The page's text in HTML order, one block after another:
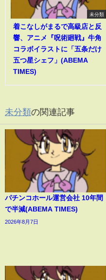
未分類
着こなしがまるで高級店と反
響、アニメ『呪術廻戦』牛角
コラボイラストに「五条だけ
五つ星シェフ」(ABEMA
TIMES)
未分類の関連記事
パチンコホール運営会社 10年間
で半減(ABEMA TIMES)
2026年8月7日